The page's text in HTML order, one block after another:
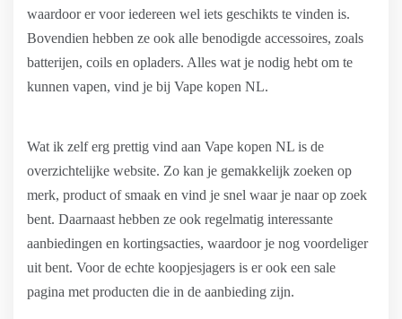
waardoor er voor iedereen wel iets geschikts te vinden is.
Bovendien hebben ze ook alle benodigde accessoires, zoals
batterijen, coils en opladers. Alles wat je nodig hebt om te
kunnen vapen, vind je bij Vape kopen NL.
Wat ik zelf erg prettig vind aan Vape kopen NL is de
overzichtelijke website. Zo kan je gemakkelijk zoeken op
merk, product of smaak en vind je snel waar je naar op zoek
bent. Daarnaast hebben ze ook regelmatig interessante
aanbiedingen en kortingsacties, waardoor je nog voordeliger
uit bent. Voor de echte koopjesjagers is er ook een sale
pagina met producten die in de aanbieding zijn.